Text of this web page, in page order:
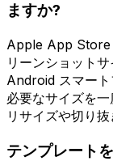
ますか?
Apple App Store
リーンショット
Android スマー
必要なサイズを
リサイズや切り抜
テンプレート